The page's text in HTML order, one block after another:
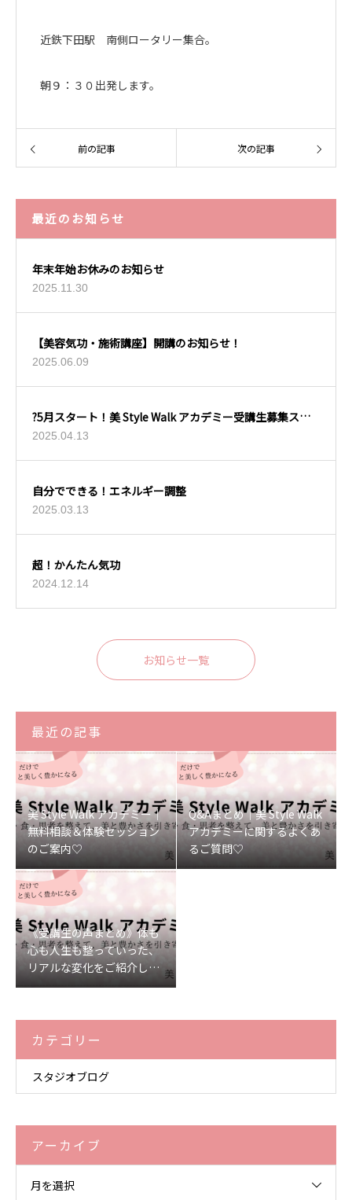
近鉄下田駅 南側ロータリー集合。
朝９：３０出発します。
前の記事 次の記事
最近のお知らせ
年末年始お休みのお知らせ
2025.11.30
【美容気功・施術講座】開講のお知らせ！
2025.06.09
?5月スタート！美 Style Walk アカデミー受講生募集スタ
ート?
2025.04.13
自分でできる！エネルギー調整
2025.03.13
超！かんたん気功
2024.12.14
お知らせ一覧
最近の記事
美 Style Walk アカデミー｜
無料相談＆体験セッション
のご案内♡
Q&Aまとめ｜美 Style Walk
アカデミーに関するよくあ
るご質問♡
《受講生の声まとめ》体も
心も人生も整っていった、
リアルな変化をご紹介しま
す♡
カテゴリー
スタジオブログ
アーカイブ
月を選択